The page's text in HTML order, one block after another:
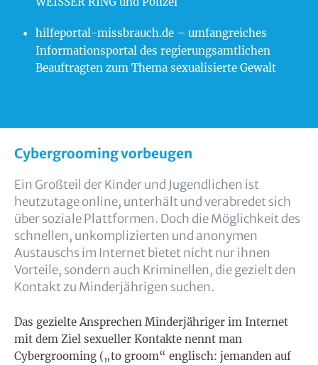
hilfeportal-missbrauch.de – umfangreiches
Informationsportal des regierungsamtlichen
Beauftragten zum Thema sexualisierte Gewalt
Cybergrooming vorbeugen
Ein Großteil der Kinder und Jugendlichen ist
heutzutage online, unterhält und verabredet sich
über soziale Plattformen. Doch die Möglichkeit des
schnellen, unkomplizierten und anonymen
Austauschs im Internet bietet nicht nur ihnen
Vorteile, sondern auch Kriminellen, die gezielt den
Kontakt zu Minderjährigen suchen.
Das gezielte Ansprechen Minderjähriger im Internet
mit dem Ziel sexueller Kontakte nennt man
Cybergrooming („to groom“ englisch: jemanden auf